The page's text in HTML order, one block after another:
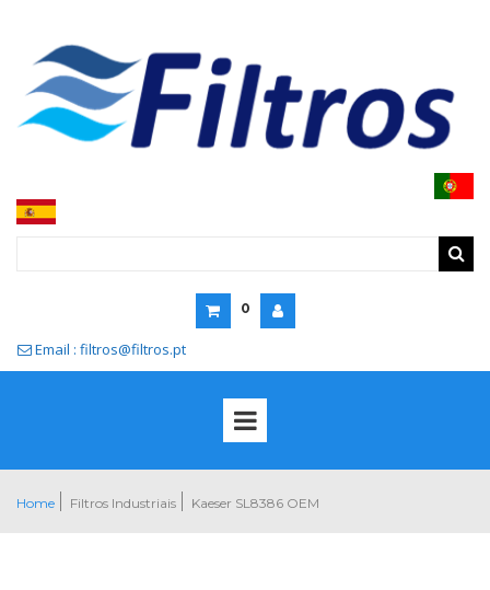
0
 Email : filtros@filtros.pt
Home Filtros Industriais Kaeser SL8386 OEM